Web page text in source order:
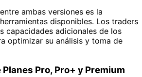
ambas versiones es la
disponibles. Los traders
capacidades adicionales de los
optimizar su análisis y toma de
Pro, Pro+ y Premium